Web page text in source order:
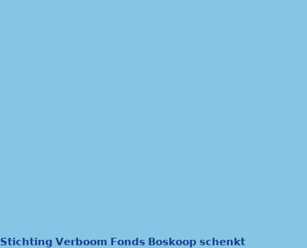
𝗦𝘁𝗶𝗰𝗵𝘁𝗶𝗻𝗴 𝗩𝗲𝗿𝗯𝗼𝗼𝗺 𝗙𝗼𝗻𝗱𝘀 𝗕𝗼𝘀𝗸𝗼𝗼𝗽 𝘀𝗰𝗵𝗲𝗻𝗸𝘁